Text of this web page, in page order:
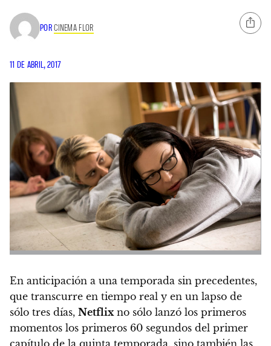
PORCINEMA FLOR
11 DE ABRIL, 2017
En anticipación a una temporada sin precedentes,
que transcurre en tiempo real y en un lapso de
sólo tres días, Netflix no sólo lanzó los primeros
momentos los primeros 60 segundos del primer
capítulo de la quinta temporada, sino también las